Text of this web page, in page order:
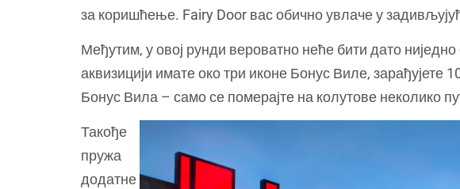
за коришћење. Fairy Door вас обично увлаче у
Међутим, у овој рунди вероватно неће бити дато
аквизицији имате око три иконе Бонус Виле, зарађујете
Бонус Вила – само се померајте на колутове неколико
Такође
пружа
додатне